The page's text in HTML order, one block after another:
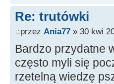
Re: trutówki
przez Ania77 » 30 kwi
Bardzo przydatne
często myli się
rzetelną wiedzę